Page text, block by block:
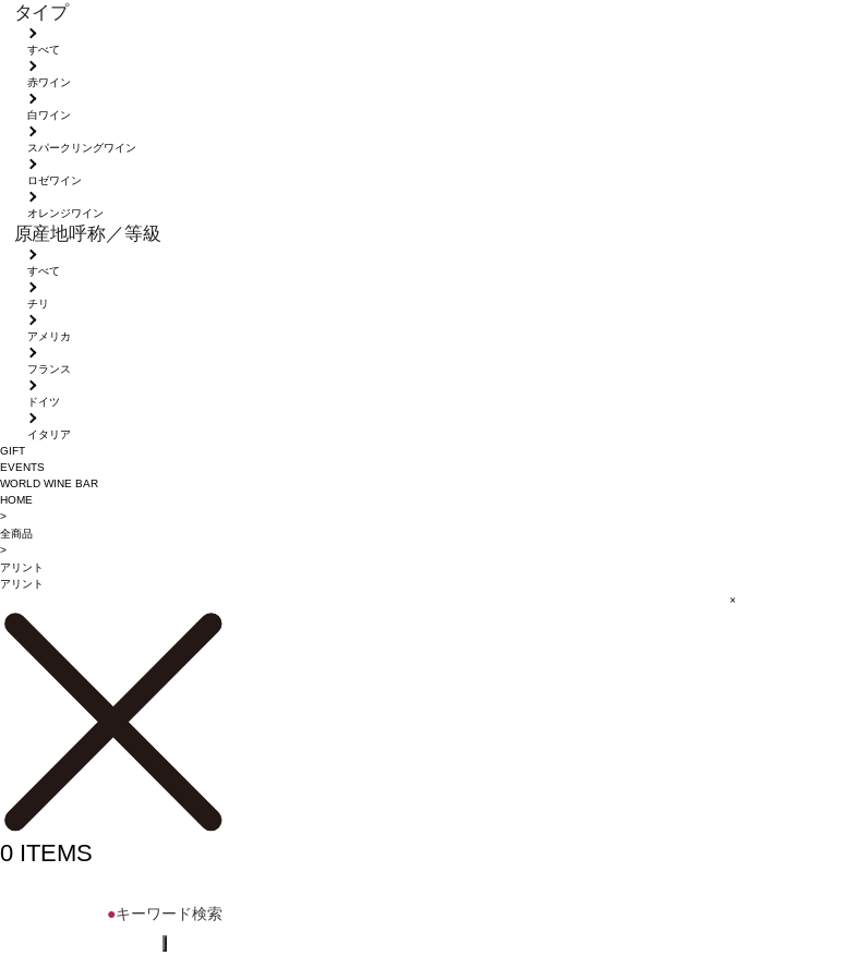
タイプ
すべて
赤ワイン
白ワイン
スパークリングワイン
ロゼワイン
オレンジワイン
原産地呼称／等級
すべて
チリ
アメリカ
フランス
ドイツ
イタリア
GIFT
EVENTS
WORLD WINE BAR
HOME
>
全商品
>
アリント
アリント
×
0 ITEMS
●キーワード検索